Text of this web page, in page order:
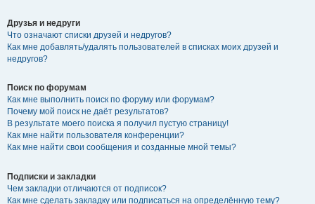
Друзья и недруги
Что означают списки друзей и недругов?
Как мне добавлять/удалять пользователей в списках моих друзей и
недругов?
Поиск по форумам
Как мне выполнить поиск по форуму или форумам?
Почему мой поиск не даёт результатов?
В результате моего поиска я получил пустую страницу!
Как мне найти пользователя конференции?
Как мне найти свои сообщения и созданные мной темы?
Подписки и закладки
Чем закладки отличаются от подписок?
Как мне сделать закладку или подписаться на определённую тему?